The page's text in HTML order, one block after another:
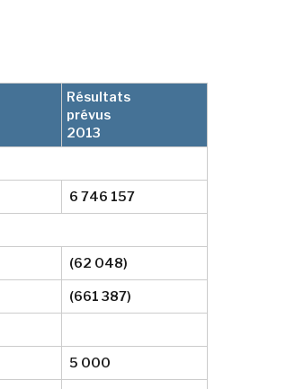
Résultats
prévus
2013
6 746 157
(62 048)
(661 387)
5 000